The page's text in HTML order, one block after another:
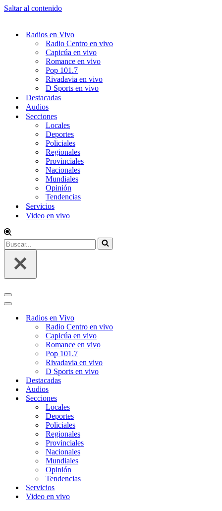
Saltar al contenido
Radios en Vivo
Radio Centro en vivo
Capicúa en vivo
Romance en vivo
Pop 101.7
Rivadavia en vivo
D Sports en vivo
Destacadas
Audios
Secciones
Locales
Deportes
Policiales
Regionales
Provinciales
Nacionales
Mundiales
Opinión
Tendencias
Servicios
Video en vivo
Buscar...
Menú
de
Menú
navegaciónRadios en Vivo
Radio Centro en vivo
Capicúa en vivo
Romance en vivo
Pop 101.7
Rivadavia en vivo
D Sports en vivo
Destacadas
Audios
Secciones
Locales
Deportes
Policiales
Regionales
Provinciales
Nacionales
Mundiales
Opinión
Tendencias
Servicios
Video en vivo